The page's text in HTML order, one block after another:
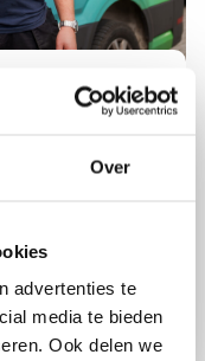
Over
advertenties te
media te bieden
Ook delen we
we advies
Onze
altijd met